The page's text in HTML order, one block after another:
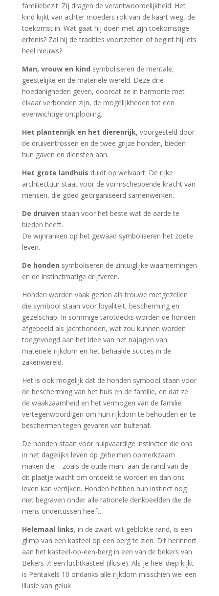
familiebezit. Zij dragen de verantwoordelijkheid. Het
kind kijkt van achter moeders rok van de kaart weg, de
toekomst in. Wat gaat hij doen met zijn toekomstige
erfenis? Zal hij de tradities voortzetten of begint hij iets
heel nieuws?
Man, vrouw en kind symboliseren de mentale,
geestelijke en de materiële wereld. Deze drie
hoedanigheden geven, doordat ze in harmonie met
elkaar verbonden zijn, de mogelijkheden tot een
evenwichtige ontplooiing.
Het plantenrijk en het dierenrijk, voorgesteld door
de druiventrossen en de twee grijze honden, bieden
hun gaven en diensten aan.
Het grote landhuis duidt op welvaart. De rijke
architectuur staat voor de vormscheppende kracht van
mensen, die goed georganiseerd samenwerken.
De druiven staan voor het beste wat de aarde te
bieden heeft.
De wijnranken op het gewaad symboliseren het zoete
leven.
De honden symboliseren de zintuiglijke waarnemingen
en de instinctmatige drijfveren.
Honden worden vaak gezien als trouwe metgezellen
die symbool staan ​​voor loyaliteit, bescherming en
gezelschap. In sommige tarotdecks worden de honden
afgebeeld als jachthonden, wat zou kunnen worden
toegevoegd aan het idee van het najagen van
materiële rijkdom en het behaalde succes in de
zakenwereld.
Het is ook mogelijk dat de honden symbool staan ​​voor
de bescherming van het huis en de familie, en dat ze
de waakzaamheid en het vermogen van de familie
vertegenwoordigen om hun rijkdom te behouden en te
beschermen tegen gevaren van buitenaf.
De honden staan voor hulpvaardige instincten die ons
in het dagelijks leven op geheimen opmerkzaam
maken die – zoals de oude man- aan de rand van de
dit plaatje wacht om ontdekt te worden en dan ons
leven kan verrijken. Honden hebben hun instinct nog
niet begraven onder alle rationele denkbeelden die de
mens ondertussen heeft.
Helemaal links, in de zwart-wit geblokte rand, is een
glimp van een kasteel op een berg te zien. Dit herinnert
aan het kasteel-op-een-berg in een van de bekers van
Bekers 7: een luchtkasteel (illusie). Als je heel diep kijkt
is Pentakels 10 ondanks alle rijkdom misschien wel een
illusie van geluk